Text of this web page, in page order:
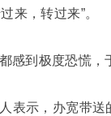
来，转过来”。
感到极度恐慌，
表示，办宽带